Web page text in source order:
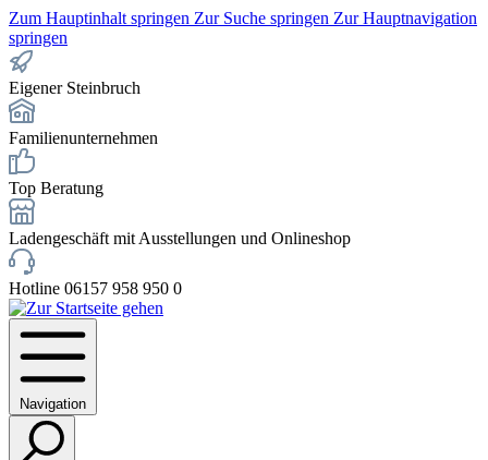
Zum Hauptinhalt springen Zur Suche springen Zur Hauptnavigation
springen
Eigener Steinbruch
Familienunternehmen
Top Beratung
Ladengeschäft mit Ausstellungen und Onlineshop
Hotline 06157 958 950 0
Navigation